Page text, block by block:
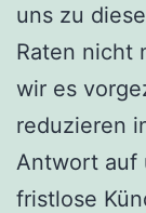
uns zu
Raten nicht
wir es
reduzieren
Antwort auf
fristlose